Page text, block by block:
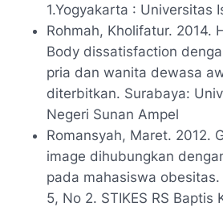
1.Yogyakarta : Universitas
Rohmah, Kholifatur. 2014.
Body dissatisfaction
pria dan wanita dewasa
diterbitkan. Surabaya:
Negeri Sunan Ampel
Romansyah, Maret. 2012.
image dihubungkan
pada mahasiswa
5, No 2. STIKES RS Baptis